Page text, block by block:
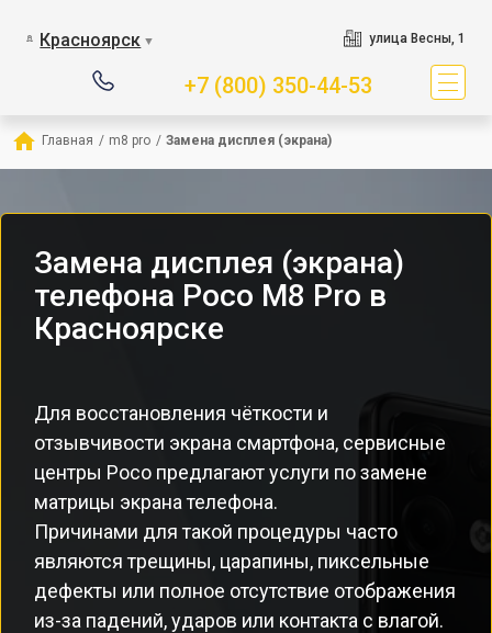
Красноярск ▼ улица Весны, 1
+7 (800) 350-44-53
Главная / m8 pro / Замена дисплея (экрана)
Замена дисплея (экрана)
телефона Poco M8 Pro в
Красноярске
Для восстановления чёткости и
отзывчивости экрана смартфона, сервисные
центры Poco предлагают услуги по замене
матрицы экрана телефона.
Причинами для такой процедуры часто
являются трещины, царапины, пиксельные
дефекты или полное отсутствие отображения
из-за падений, ударов или контакта с влагой.